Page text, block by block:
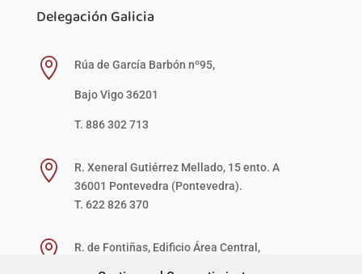
Delegación Galicia
 Rúa de García Barbón nº95,
Bajo Vigo 36201
T. 886 302 713

R. Xeneral Gutiérrez Mellado, 15 ento. A
36001 Pontevedra (Pontevedra).
T. 622 826 370

R. de Fontiñas, Edificio Área Central,